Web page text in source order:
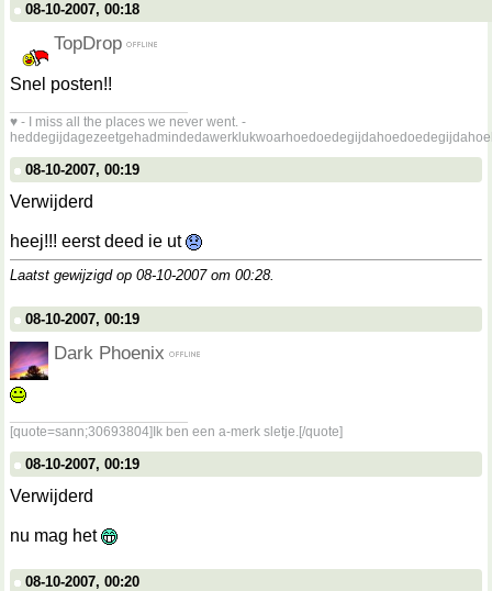
08-10-2007, 00:18
TopDrop
Snel posten!!
♥ - I miss all the places we never went. -
08-10-2007, 00:19
Verwijderd
heej!!! eerst deed ie ut
Laatst gewijzigd op 08-10-2007 om 00:28.
08-10-2007, 00:19
Dark Phoenix
[quote=sann;30693804]Ik ben een a-merk sletje.[/quote]
08-10-2007, 00:19
Verwijderd
nu mag het
08-10-2007, 00:20